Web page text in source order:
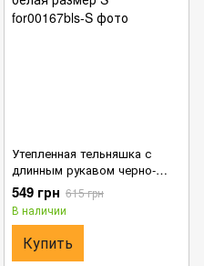
Утепленная тельняшка с
длинным рукавом черно-
белая размер S
549 грн 615 грн
В наличии
Купить